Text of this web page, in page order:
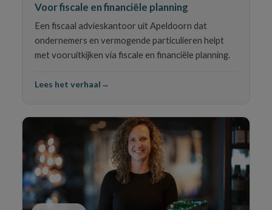
Voor fiscale en financiële planning
Een fiscaal advieskantoor uit Apeldoorn dat
ondernemers en vermogende particulieren helpt
met vooruitkijken via fiscale en financiële planning.
Lees het verhaal →